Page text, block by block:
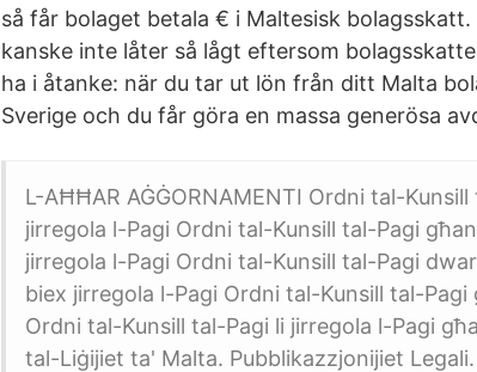
så får bolaget betala € i Maltesisk
kanske inte låter så lågt eftersom
ha i åtanke: när du tar ut lön från ditt Malta
Sverige och du får göra en massa generösa
L-AĦĦAR AĠĠORNAMENTI Ordni tal-
jirregola l-Pagi Ordni tal-Kunsill tal-Pagi
jirregola l-Pagi Ordni tal-Kunsill tal-Pagi
biex jirregola l-Pagi Ordni tal-Kunsill tal-
Ordni tal-Kunsill tal-Pagi li jirregola l-Pagi
tal-Liġijiet ta' Malta. Pubblikazzjonijiet Legali.